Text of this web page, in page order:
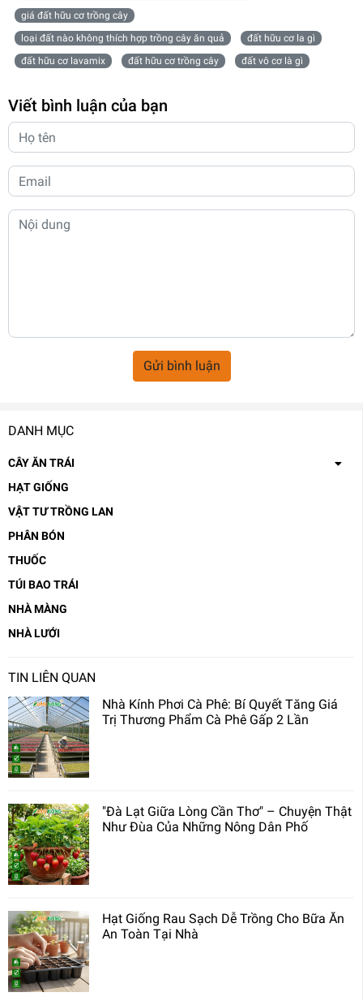
DANH MỤC
CÂY ĂN TRÁI
HẠT GIỐNG
VẬT TƯ TRỒNG LAN
PHÂN BÓN
THUỐC
TÚI BAO TRÁI
NHÀ MÀNG
NHÀ LƯỚI
TIN LIÊN QUAN
Nhà Kính Phơi Cà Phê: Bí Quyết Tăng Giá
Trị Thương Phẩm Cà Phê Gấp 2 Lần
"Đà Lạt Giữa Lòng Cần Thơ" – Chuyện Thật
Như Đùa Của Những Nông Dân Phố
Hạt Giống Rau Sạch Dễ Trồng Cho Bữa Ăn
An Toàn Tại Nhà
giá đất hữu cơ trồng cây
loại đất nào không thích hợp trồng cây ăn quả
đất hữu cơ la gì
đất hữu cơ lavamix
đất hữu cơ trồng cây đất vô cơ là gì
Viết bình luận của bạn
Gửi bình luận